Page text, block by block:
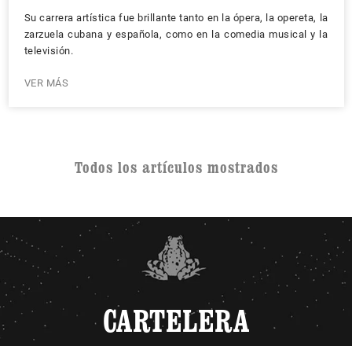
Su carrera artística fue brillante tanto en la ópera, la opereta, la
zarzuela cubana y española, como en la comedia musical y la
televisión.
VER MÁS
Todos los artículos mostrados
CARTELERA